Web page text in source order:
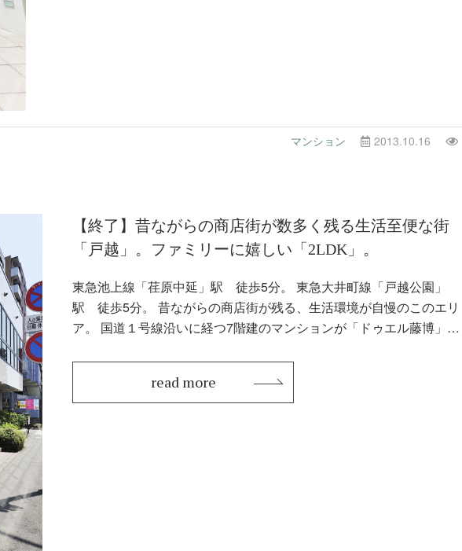
マンション 2013.10.16
【終了】昔ながらの商店街が数多く残る生活至便な街
「戸越」。ファミリーに嬉しい「2LDK」。
東急池上線「荏原中延」駅 徒歩5分。 東急大井町線「戸越公園」
駅 徒歩5分。 昔ながらの商店街が残る、生活環境が自慢のこのエリ
ア。 国道１号線沿いに経つ7階建のマンションが「ドゥエル藤博」
read more